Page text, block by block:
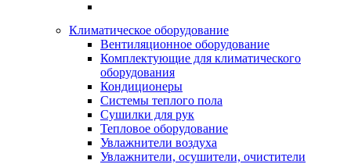
Климатическое оборудование
Вентиляционное оборудование
Комплектующие для климатического
оборудования
Кондиционеры
Системы теплого пола
Сушилки для рук
Тепловое оборудование
Увлажнители воздуха
Увлажнители, осушители, очистители